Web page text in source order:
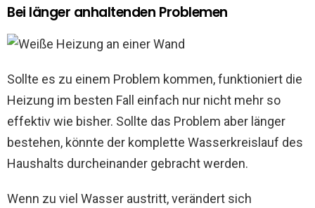
Bei länger anhaltenden Problemen
Sollte es zu einem Problem kommen, funktioniert die
Heizung im besten Fall einfach nur nicht mehr so
effektiv wie bisher. Sollte das Problem aber länger
bestehen, könnte der komplette Wasserkreislauf des
Haushalts durcheinander gebracht werden.
Wenn zu viel Wasser austritt, verändert sich